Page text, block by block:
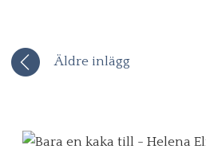
Äldre inlägg